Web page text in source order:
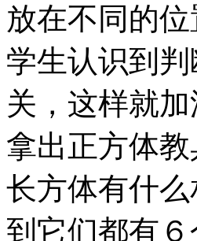
放在不同的
学生认识到
关，这样就
拿出正方体
长方体有什
到它们都有